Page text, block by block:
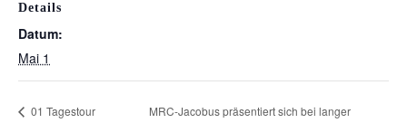
Details
Datum:
Mai 1
01 Tagestour
MRC-Jacobus präsentiert sich bei langer